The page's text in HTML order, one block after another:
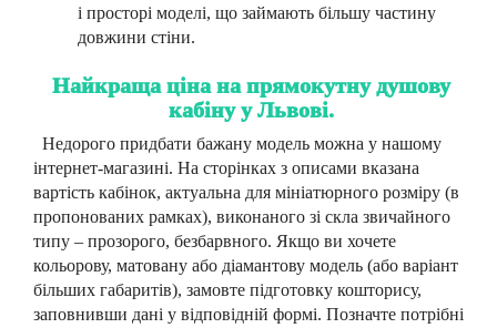
і просторі моделі, що займають більшу частину
довжини стіни.
Найкраща ціна на прямокутну душову
кабіну у Львові.
Недорого придбати бажану модель можна у нашому
інтернет-магазині. На сторінках з описами вказана
вартість кабінок, актуальна для мініатюрного розміру (в
пропонованих рамках), виконаного зі скла звичайного
типу – прозорого, безбарвного. Якщо ви хочете
кольорову, матовану або діамантову модель (або варіант
більших габаритів), замовте підготовку кошторису,
заповнивши дані у відповідній формі. Позначте потрібні